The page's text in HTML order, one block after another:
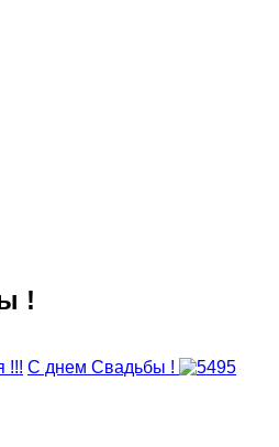
!
!!! С днем Свадьбы !